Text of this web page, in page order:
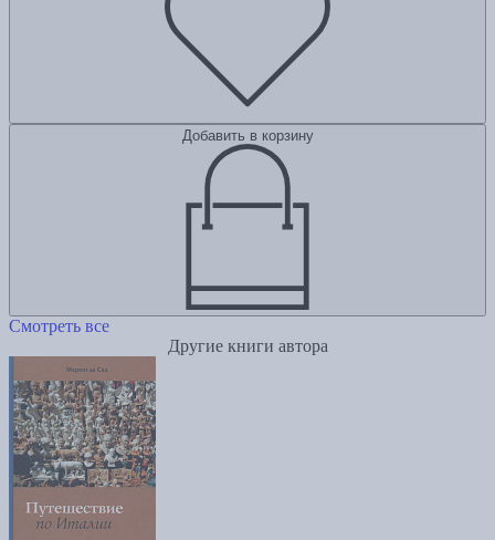
Добавить в корзину
Смотреть все
Другие книги автора